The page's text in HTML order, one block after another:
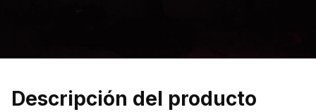
Descripción del producto